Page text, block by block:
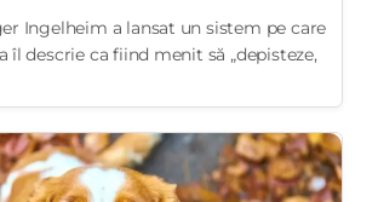
Ingelheim a lansat un sistem pe care
îl descrie ca fiind menit să „depisteze,